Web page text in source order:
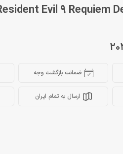
ضمانت بازگشت وجه
ارسال به تمام ایران